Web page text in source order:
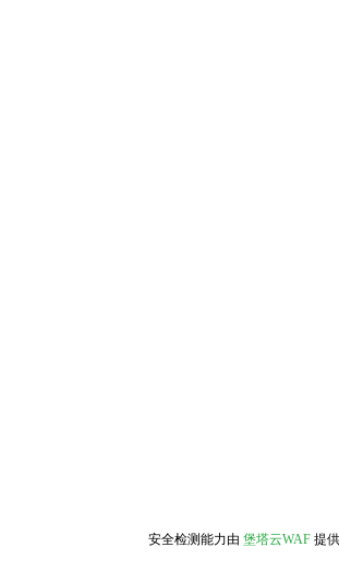
安全检测能力由 堡塔云WAF 提供